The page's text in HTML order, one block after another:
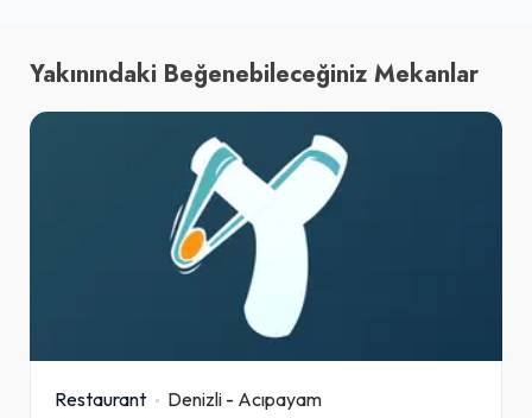
Yakınındaki Beğenebileceğiniz Mekanlar
Restaurant Denizli - Acıpayam